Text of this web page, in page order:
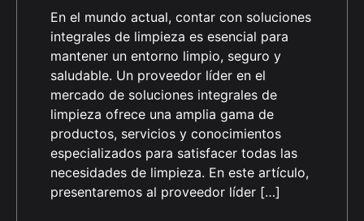
En el mundo actual, contar con soluciones
integrales de limpieza es esencial para
mantener un entorno limpio, seguro y
saludable. Un proveedor líder en el
mercado de soluciones integrales de
limpieza ofrece una amplia gama de
productos, servicios y conocimientos
especializados para satisfacer todas las
necesidades de limpieza. En este artículo,
presentaremos al proveedor líder […]